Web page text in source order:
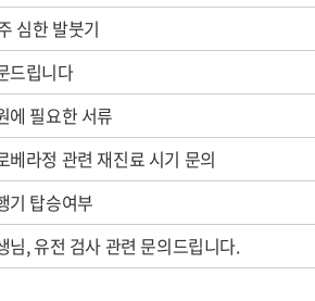
심한 발붓기
드립니다
에 필요한 서류
베라정 관련 재진료 시기 문의
기 탑승여부
님, 유전 검사 관련 문의드립니다.